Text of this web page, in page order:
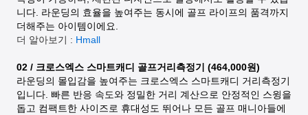
니다. 라운딩의 효율을 높여주는 동시에 골프 라이프의 품격까지
더해주는 아이템이에요.
더 알아보기 : Hmall
02 / 크로스엑스 스마트캐디 골프거리측정기 (464,000원)
라운딩의 몰입감을 높여주는 크로스엑스 스마트캐디 거리측정기
입니다. 빠른 반응 속도와 정밀한 거리 계산으로 안정적인 스윙을
돕고 컴팩트한 사이즈로 휴대성도 뛰어나 모든 골프 매니아들에